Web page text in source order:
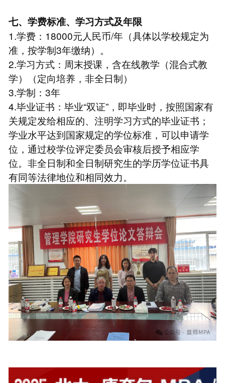
七、学费标准、学习方式及年限
1.学费：18000元人民币/年（具体以学校规定为
准，按学制3年缴纳）。
2.学习方式：周末授课，含在线教学（混合式教
学）（定向培养，非全日制）
3.学制：3年
4.毕业证书：毕业“双证”，即毕业时，按照国家有
关规定发给相应的、注明学习方式的毕业证书；
学业水平达到国家规定的学位标准，可以申请学
位，通过校学位评定委员会审核后授予相应学
位。非全日制和全日制研究生的学历学位证书具
有同等法律地位和相同效力。